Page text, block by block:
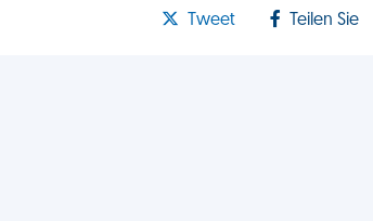
Tweet Teilen Sie